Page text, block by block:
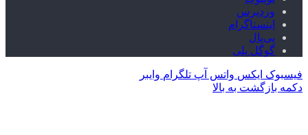
وردپرس
اینستاگرام
پی‌پال
گوگل پلی
فیسبوک ایکس واتس آپ تلگرام وایبر
دکمه بازگشت به بالا